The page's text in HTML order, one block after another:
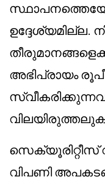
ഉദ്ദേശ്യമില്ല.
അഭിപ്രായം
സെക്യൂരിറ്റീസ്
വിപണി